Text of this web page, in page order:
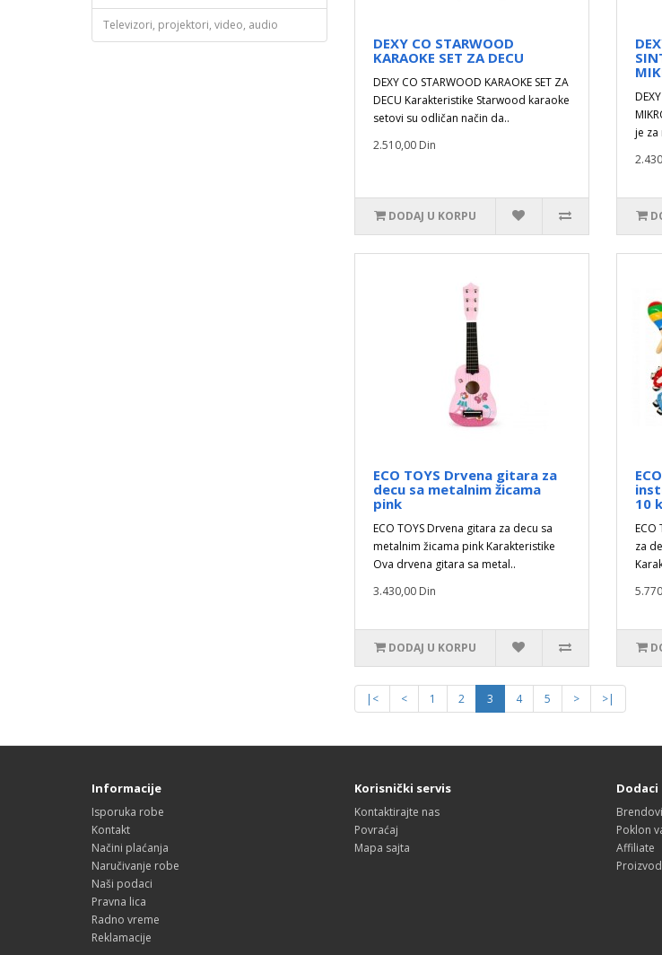
Televizori, projektori, video, audio
DEXY CO STARWOOD
KARAOKE SET ZA DECU
DEXY CO STARWOOD KARAOKE SET ZA
DECU Karakteristike Starwood karaoke
setovi su odličan način da..
2.510,00 Din
DODAJ U KORPU
je za
ECO TOYS Drvena gitara za
decu sa metalnim žicama
pink
ECO TOYS Drvena gitara za decu sa
metalnim žicama pink Karakteristike
Ova drvena gitara sa metal..
3.430,00 Din
DODAJ U KORPU
10
ECO
za
|< < 1 2 3 4 5 > >|
Informacije
Isporuka robe
Kontakt
Načini plaćanja
Naručivanje robe
Naši podaci
Pravna lica
Radno vreme
Reklamacije
Korisnički servis
Kontaktirajte nas
Povraćaj
Mapa sajta
Dodaci
Brendovi
Poklon
Affiliate